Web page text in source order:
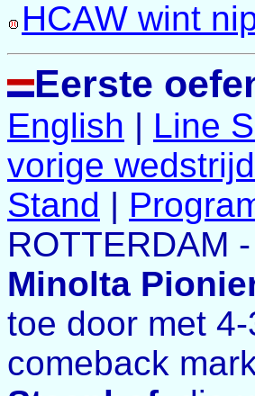
HCAW wint
Eerste
English | Line
vorige wedstrijd
Stand |
ROTTERDAM -
Minolta
toe door met
comeback